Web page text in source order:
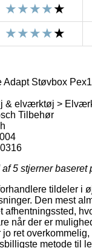
Adapt Støvbox
& elværktøj >
Tilbehør
af 5 stjerner baseret
tildeler i
Den mest
afhentningssted,
når der er
ret overkommelig,
metode til